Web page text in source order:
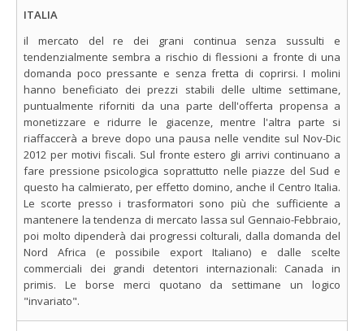
ITALIA
il mercato del re dei grani continua senza sussulti e
tendenzialmente sembra a rischio di flessioni a fronte di una
domanda poco pressante e senza fretta di coprirsi. I molini
hanno beneficiato dei prezzi stabili delle ultime settimane,
puntualmente riforniti da una parte dell'offerta propensa a
monetizzare e ridurre le giacenze, mentre l'altra parte si
riaffaccerà a breve dopo una pausa nelle vendite sul Nov-Dic
2012 per motivi fiscali. Sul fronte estero gli arrivi continuano a
fare pressione psicologica soprattutto nelle piazze del Sud e
questo ha calmierato, per effetto domino, anche il Centro Italia.
Le scorte presso i trasformatori sono più che sufficiente a
mantenere la tendenza di mercato lassa sul Gennaio-Febbraio,
poi molto dipenderà dai progressi colturali, dalla domanda del
Nord Africa (e possibile export Italiano) e dalle scelte
commerciali dei grandi detentori internazionali: Canada in
primis. Le borse merci quotano da settimane un logico
"invariato".